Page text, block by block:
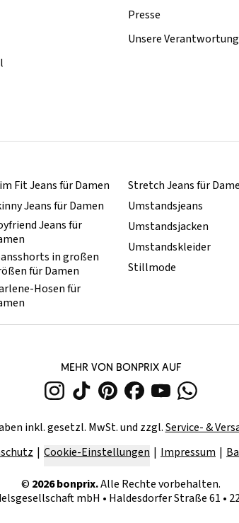
Presse
Unsere Verantwortung
Fit Jeans für Damen
Jeans für Damen
Jeans für
in großen
für Damen
Hosen für
Stretch Jeans für
Umstandsjeans
Umstandsjacken
Umstandskleider
Stillmode
MEHR VON BONPRIX AUF
inkl. gesetzl. MwSt. und zzgl.Service- &
Cookie-Einstellungen Impressum
© 2026bonprix.Alle Rechte vorbehalten.
mbH • Haldesdorfer Straße 61 •